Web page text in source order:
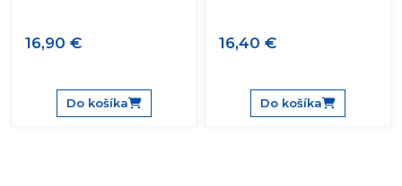
16,90 €
Do košíka
16,40 €
Do košíka